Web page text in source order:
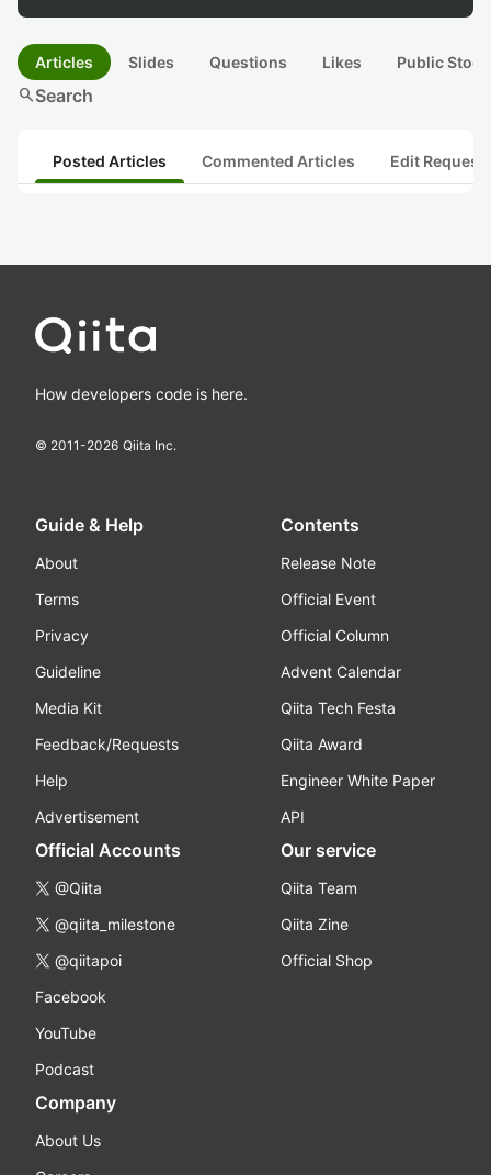
Articles Slides Questions Likes Public
searchSearch
Posted Articles Commented Articles Edit
How developers code is here.
© 2011-2026 Qiita Inc.
Guide & Help
About
Terms
Privacy
Guideline
Media Kit
Feedback/Requests
Help
Advertisement
Contents
Release Note
Official Event
Official Column
Advent Calendar
Qiita Tech Festa
Qiita Award
Engineer White Paper
API
Official Accounts
@Qiita
@qiita_milestone
@qiitapoi
Facebook
YouTube
Podcast
Our service
Qiita Team
Qiita Zine
Official Shop
Company
About Us